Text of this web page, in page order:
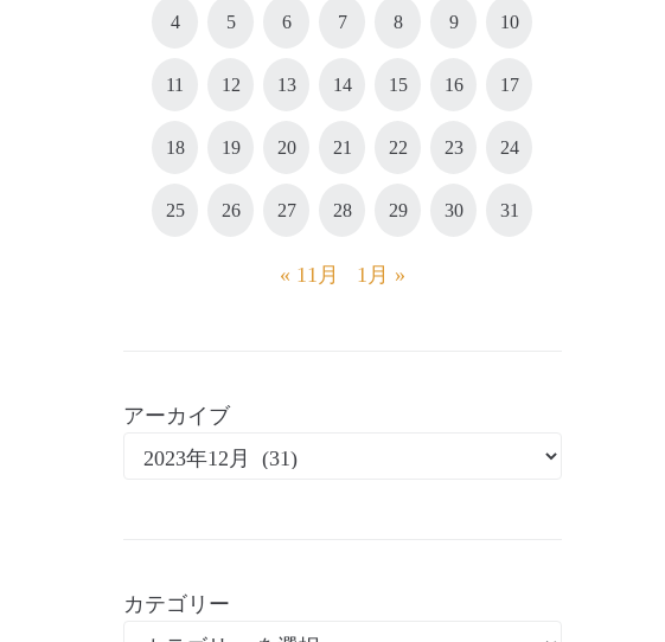
4 5 6 7 8 9 10
11 12 13 14 15 16 17
18 19 20 21 22 23 24
25 26 27 28 29 30 31
« 11月 1月 »
アーカイブ
カテゴリー